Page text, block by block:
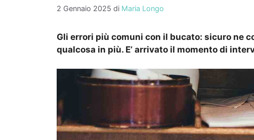
2 Gennaio 2025 di Maria Longo
Gli errori più comuni con il bucato: sicuro ne
qualcosa in più. E’ arrivato il momento di